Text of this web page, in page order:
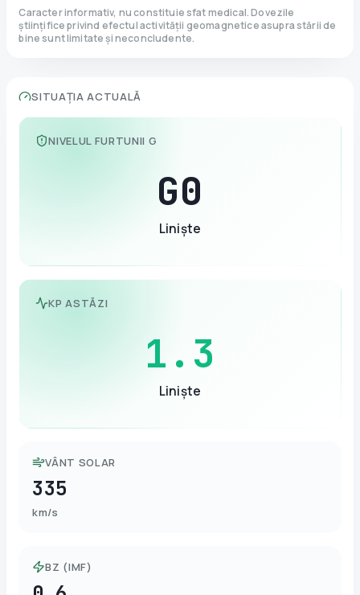
Caracter informativ, nu constituie sfat medical. Dovezile
științifice privind efectul activității geomagnetice asupra stării de
bine sunt limitate și neconcludente.
SITUAȚIA ACTUALĂ
NIVELUL FURTUNII G
G0
Liniște
KP ASTĂZI
1.3
Liniște
VÂNT SOLAR
335
km/s
BZ (IMF)